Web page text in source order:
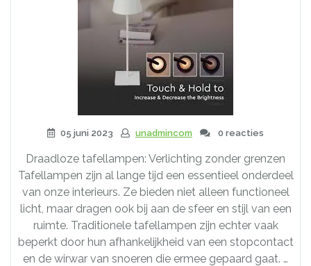
05 juni 2023 unadmincom 0 reacties
Draadloze tafellampen: Verlichting zonder grenzen
Tafellampen zijn al lange tijd een essentieel onderdeel
van onze interieurs. Ze bieden niet alleen functioneel
licht, maar dragen ook bij aan de sfeer en stijl van een
ruimte. Traditionele tafellampen zijn echter vaak
beperkt door hun afhankelijkheid van een stopcontact
en de wirwar van snoeren die ermee gepaard gaat. …